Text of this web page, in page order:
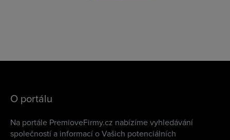
O portálu
Na portále PremioveFirmy.cz nabízíme vyhledávání
společností a informací o Vašich potenciálních